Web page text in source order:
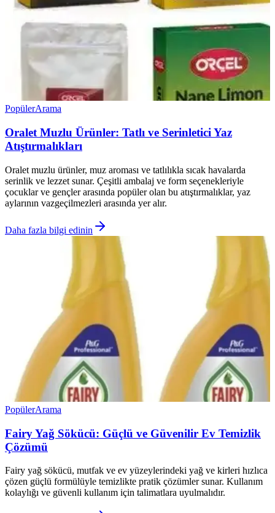
PopülerArama
Oralet Muzlu Ürünler: Tatlı ve Serinletici Yaz
Atıştırmalıkları
Oralet muzlu ürünler, muz aroması ve tatlılıkla sıcak havalarda
serinlik ve lezzet sunar. Çeşitli ambalaj ve form seçenekleriyle
çocuklar ve gençler arasında popüler olan bu atıştırmalıklar, yaz
aylarının vazgeçilmezleri arasında yer alır.
Daha fazla bilgi edinin
PopülerArama
Fairy Yağ Sökücü: Güçlü ve Güvenilir Ev Temizlik
Çözümü
Fairy yağ sökücü, mutfak ve ev yüzeylerindeki yağ ve kirleri hızlıca
çözen güçlü formülüyle temizlikte pratik çözümler sunar. Kullanım
kolaylığı ve güvenli kullanım için talimatlara uyulmalıdır.